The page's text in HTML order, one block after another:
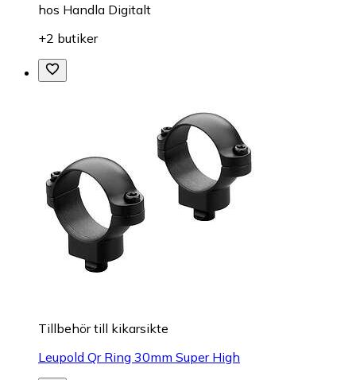
hos Handla Digitalt
+2 butiker
Tillbehör till kikarsikte
Leupold Qr Ring 30mm Super High